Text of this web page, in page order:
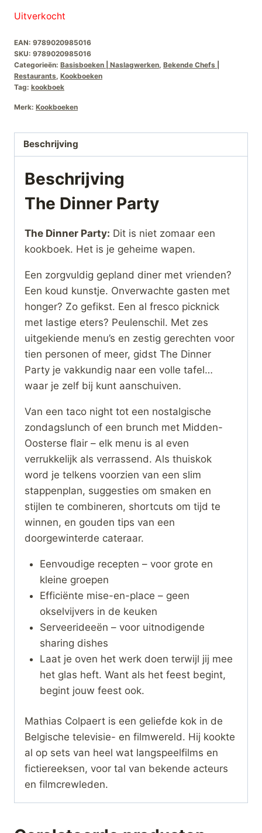
Uitverkocht
EAN: 9789020985016
SKU: 9789020985016
Categorieën: Basisboeken | Naslagwerken, Bekende Chefs |
Restaurants, Kookboeken
Tag: kookboek
Merk: Kookboeken
Beschrijving
Beschrijving
The Dinner Party
The Dinner Party: Dit is niet zomaar een
kookboek. Het is je geheime wapen.
Een zorgvuldig gepland diner met vrienden?
Een koud kunstje. Onverwachte gasten met
honger? Zo gefikst. Een al fresco picknick
met lastige eters? Peulenschil. Met zes
uitgekiende menu’s en zestig gerechten voor
tien personen of meer, gidst The Dinner
Party je vakkundig naar een volle tafel…
waar je zelf bij kunt aanschuiven.
Van een taco night tot een nostalgische
zondagslunch of een brunch met Midden-
Oosterse flair – elk menu is al even
verrukkelijk als verrassend. Als thuiskok
word je telkens voorzien van een slim
stappenplan, suggesties om smaken en
stijlen te combineren, shortcuts om tijd te
winnen, en gouden tips van een
doorgewinterde cateraar.
Eenvoudige recepten – voor grote en
kleine groepen
Efficiënte mise-en-place – geen
okselvijvers in de keuken
Serveerideeën – voor uitnodigende
sharing dishes
Laat je oven het werk doen terwijl jij mee
het glas heft. Want als het feest begint,
begint jouw feest ook.
Mathias Colpaert is een geliefde kok in de
Belgische televisie- en filmwereld. Hij kookte
al op sets van heel wat langspeelfilms en
fictiereeksen, voor tal van bekende acteurs
en filmcrewleden.